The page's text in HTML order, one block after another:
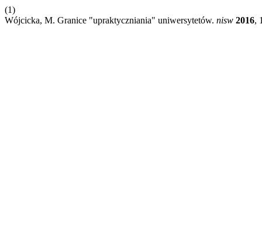
(1)
Wójcicka, M. Granice "upraktyczniania" uniwersytetów. nisw 2016,